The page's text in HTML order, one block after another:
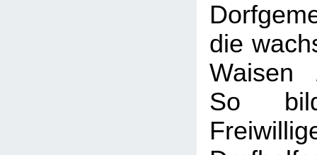
die
Waisen
So